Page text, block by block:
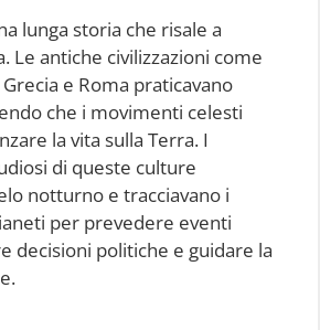
lunga storia che risale a
Le antiche civilizzazioni come
e Roma praticavano
che i movimenti celesti
la vita sulla Terra. I
di queste culture
notturno e tracciavano i
per prevedere eventi
decisioni politiche e guidare la